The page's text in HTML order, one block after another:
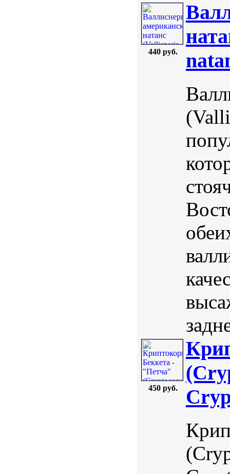
440 руб.
450 руб.